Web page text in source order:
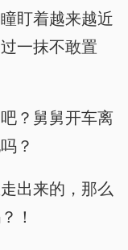
盯着越来越近
一抹不敢置
？舅舅开车离
？
出来的，那么
！